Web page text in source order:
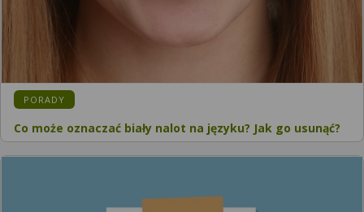
PORADY
Co może oznaczać biały nalot na języku? Jak go usunąć?